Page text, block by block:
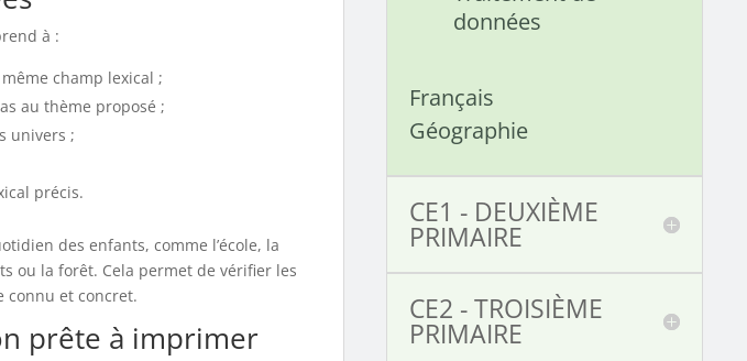
à :
champ lexical ;
au thème proposé ;
univers ;
précis.
des enfants, comme l’école, la
ou la forêt. Cela permet de vérifier les
connu et concret.
prête à imprimer
données
Français
Géographie
CE1 - DEUXIÈME
PRIMAIRE
CE2 - TROISIÈME
PRIMAIRE